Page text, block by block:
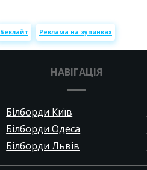
Беклайт Реклама на зупинках
НАВІГАЦІЯ
Білборди Львів
Білборди Київ
Білборди Одеса